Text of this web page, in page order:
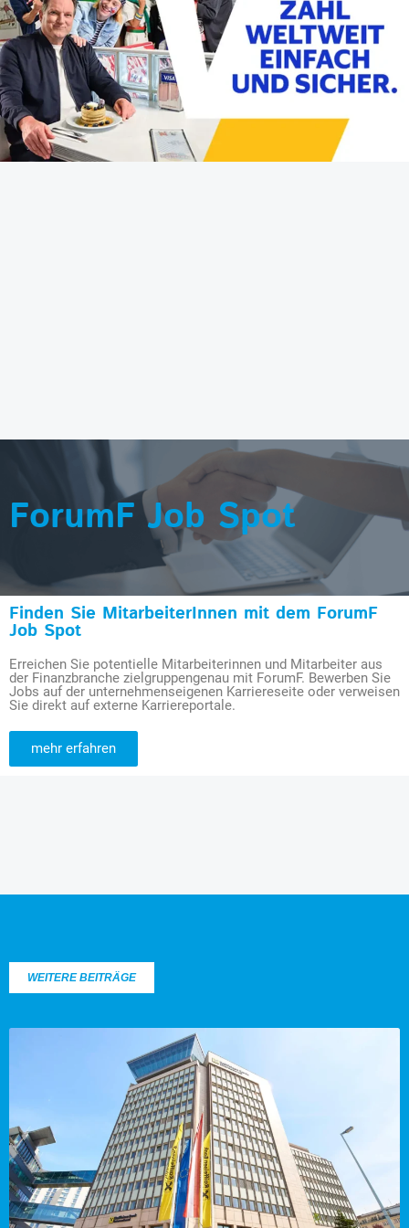
ForumF Job Spot
Finden Sie MitarbeiterInnen mit dem ForumF
Job Spot
Erreichen Sie potentielle Mitarbeiterinnen und Mitarbeiter aus
der Finanzbranche zielgruppengenau mit ForumF. Bewerben Sie
Jobs auf der unternehmenseigenen Karriereseite oder verweisen
Sie direkt auf externe Karriereportale.
mehr erfahren
WEITERE BEITRÄGE